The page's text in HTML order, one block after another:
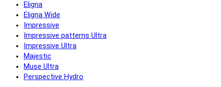
Eligna
Eligna Wide
Impressive
Impressive patterns Ultra
Impressive Ultra
Majestic
Muse Ultra
Perspective Hydro